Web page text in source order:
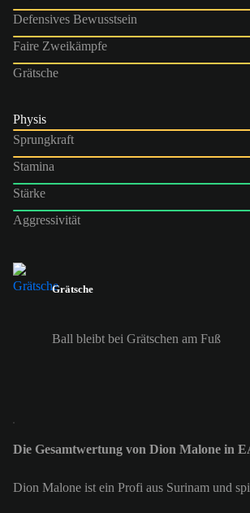
Defensives Bewusstsein
Faire Zweikämpfe
Grätsche
Physis
Sprungkraft
Stamina
Stärke
Aggressivität
Grätsche
Ball bleibt bei Grätschen am Fuß
Die Gesamtwertung von Dion Malone in
Dion Malone ist ein Profi aus Surinam und